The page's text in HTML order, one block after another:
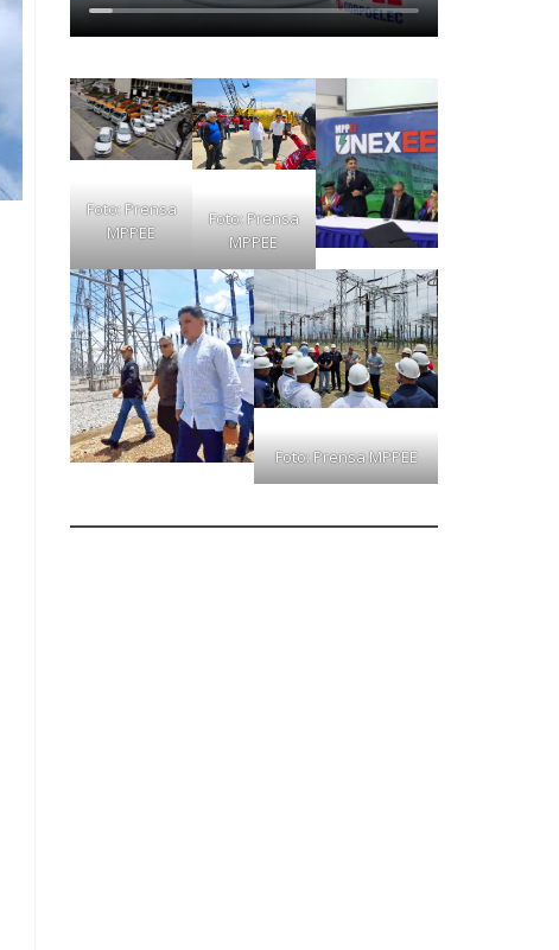
Foto: Prensa
MPPEE
Foto: Prensa
MPPEE
Foto: Prensa MPPEE